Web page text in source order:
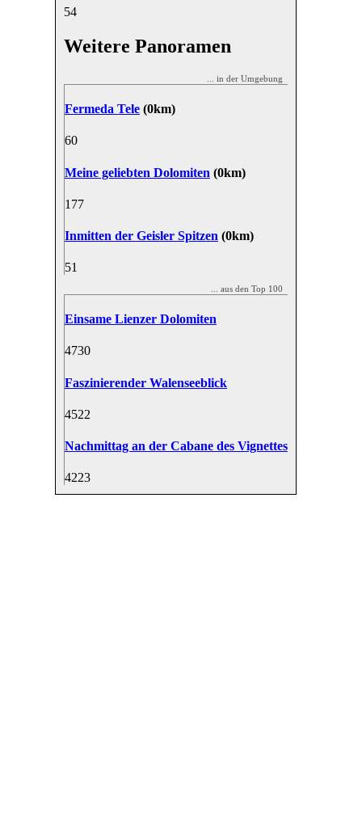
54
Weitere Panoramen
... in der Umgebung
Fermeda Tele (0km)
60
Meine geliebten Dolomiten (0km)
177
Inmitten der Geisler Spitzen (0km)
51
... aus den Top 100
Einsame Lienzer Dolomiten
4730
Faszinierender Walenseeblick
4522
Nachmittag an der Cabane des Vignettes
4223